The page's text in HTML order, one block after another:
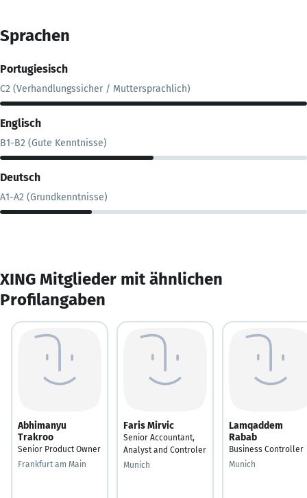
Sprachen
Portugiesisch
C2 (Verhandlungssicher / Muttersprachlich)
Englisch
B1-B2 (Gute Kenntnisse)
Deutsch
A1-A2 (Grundkenntnisse)
XING Mitglieder mit ähnlichen
Profilangaben
Abhimanyu
Trakroo
Senior Product Owner
Frankfurt am Main
Faris Mirvic
Senior Accountant,
Analyst and Controler
Munich
Lamqaddem
Rabab
Business Controller
Munich